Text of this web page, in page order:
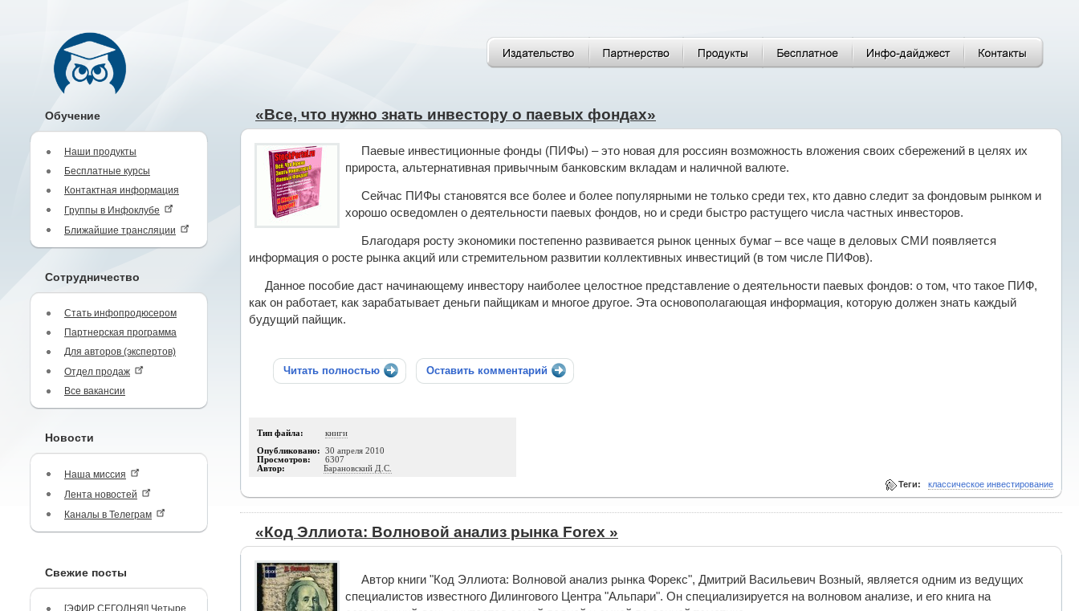
Обучение
Наши продукты
Бесплатные курсы
Контактная информация
Группы в Инфоклубе
Ближайшие трансляции
Сотрудничество
Стать инфопродюсером
Партнерская программа
Для авторов (экспертов)
Отдел продаж
Все вакансии
Новости
Наша миссия
Лента новостей
Каналы в Телеграм
Свежие посты
[ЭФИР СЕГОДНЯ!] Четыре
«Все, что нужно знать инвестору о паевых фондах»
Паевые инвестиционные фонды (ПИФы) – это новая для россиян возможность вложения своих сбережений в целях их
прироста, альтернативная привычным банковским вкладам и наличной валюте.
Сейчас ПИФы становятся все более и более популярными не только среди тех, кто давно следит за фондовым рынком и
хорошо осведомлен о деятельности паевых фондов, но и среди быстро растущего числа частных инвесторов.
Благодаря росту экономики постепенно развивается рынок ценных бумаг – все чаще в деловых СМИ появляется
информация о росте рынка акций или стремительном развитии коллективных инвестиций (в том числе ПИФов).
Данное пособие даст начинающему инвестору наиболее целостное представление о деятельности паевых фондов: о том, что такое ПИФ,
как он работает, как зарабатывает деньги пайщикам и многое другое. Эта основополагающая информация, которую должен знать каждый
будущий пайщик.
Читать полностью Оставить комментарий
Тип файла: книги
Опубликовано: 30 апреля 2010
Просмотров: 6307
Автор: Барановский Д.С.
Теги: классическое инвестирование
«Код Эллиота: Волновой анализ рынка Forex »
Автор книги "Код Эллиота: Волновой анализ рынка Форекс", Дмитрий Васильевич Возный, является одним из ведущих
специалистов известного Дилингового Центра "Альпари". Он специализируется на волновом анализе, и его книга на